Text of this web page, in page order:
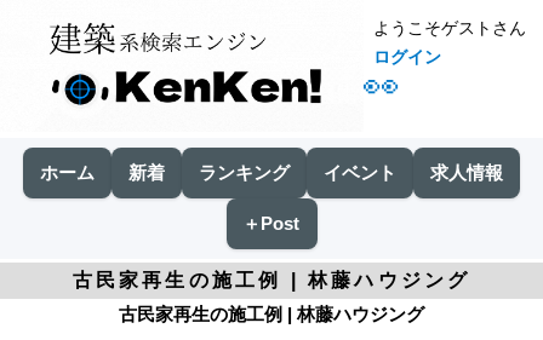
👀
ようこそゲストさん
ログイン
ホーム 新着 ランキング イベント 求人情報
＋Post
古民家再生の施工例 | 林藤ハウジング
古民家再生の施工例 | 林藤ハウジング